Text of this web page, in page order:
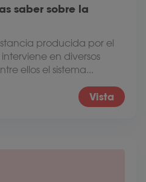
saber sobre la
producida por el
en diversos
ellos el sistema...
Vista